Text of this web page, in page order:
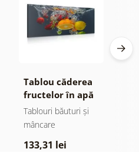
Tablou căderea
fructelor în apă
Tablouri băuturi și
mâncare
133,31 lei